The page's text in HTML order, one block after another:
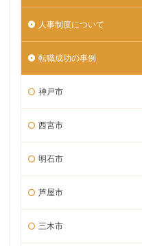
人事制度について
転職成功の事例
神戸市
西宮市
明石市
芦屋市
三木市